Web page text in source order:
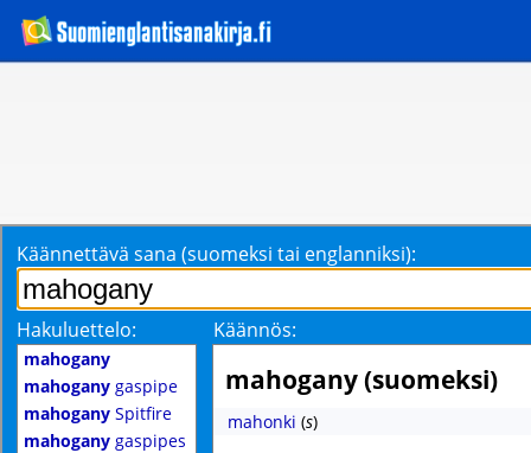
Käännettävä sana (suomeksi tai englanniksi):
Hakuluettelo: Käännös:
mahogany
mahogany gaspipe
mahogany Spitfire
mahogany gaspipes
mahogany (suomeksi)
mahonki (s)